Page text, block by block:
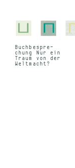
Buch­be­spre­
chung Nur ein
Traum von der
Welt­macht?